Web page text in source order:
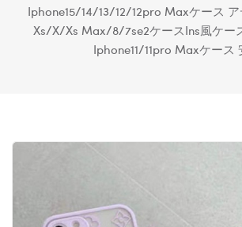
Iphone15/14/13/12/12pro Maxケース
Xs/x/xs Max/8/7se2ケースins風ケー
Iphone11/11pro Maxケース